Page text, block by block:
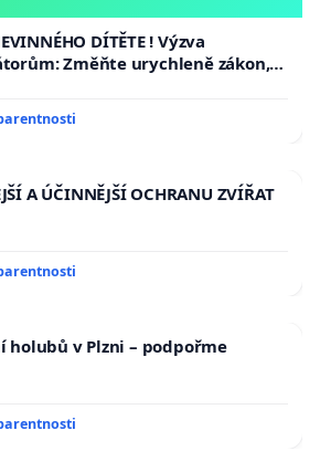
DÍTĚTE ! Výzva
Změňte urychleně zákon,
Viktorky už nemohla opakovat!
A ÚČINNĚJŠÍ OCHRANU ZVÍŘAT
holubů v Plzni – podpořme